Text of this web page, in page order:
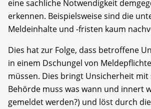
eine sachliche Notwendigkeit
erkennen. Beispielsweise sind die
Meldeinhalte und -fristen kaum
Dies hat zur Folge, dass betroffene
in einem Dschungel von
müssen. Dies bringt Unsicherheit mit
Behörde muss was wann und innert
gemeldet werden?) und löst durch